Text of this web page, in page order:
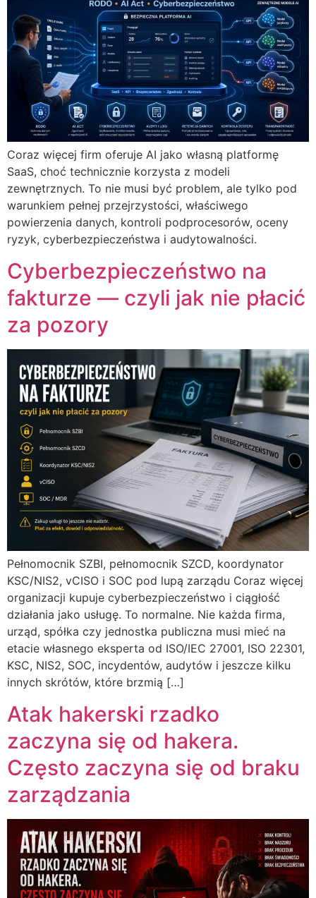
Coraz więcej firm oferuje AI jako własną platformę
SaaS, choć technicznie korzysta z modeli
zewnętrznych. To nie musi być problem, ale tylko pod
warunkiem pełnej przejrzystości, właściwego
powierzenia danych, kontroli podprocesorów, oceny
ryzyk, cyberbezpieczeństwa i audytowalności.
Cyberbezpieczeństwo na
fakturze — czyli jak nie płacić
za pozory
Pełnomocnik SZBI, pełnomocnik SZCD, koordynator
KSC/NIS2, vCISO i SOC pod lupą zarządu Coraz więcej
organizacji kupuje cyberbezpieczeństwo i ciągłość
działania jako usługę. To normalne. Nie każda firma,
urząd, spółka czy jednostka publiczna musi mieć na
etacie własnego eksperta od ISO/IEC 27001, ISO 22301,
KSC, NIS2, SOC, incydentów, audytów i jeszcze kilku
innych skrótów, które brzmią […]
Atak hakerski rzadko
zaczyna się od hakera.
Często zaczyna się od braku
zarządzania